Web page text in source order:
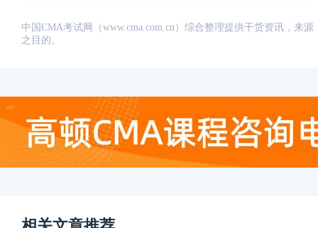
中国CMA考试网（www.cma.com.cn）综合整理提供干货资讯，来
之目的。